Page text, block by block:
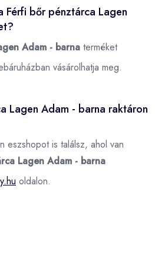
Férfi bőr pénztárca Lagen
Adam - barna terméket
vásárolhatja meg.
Lagen Adam - barna raktáron
eszshopot is találsz, ahol van
Lagen Adam - barna
oldalon.